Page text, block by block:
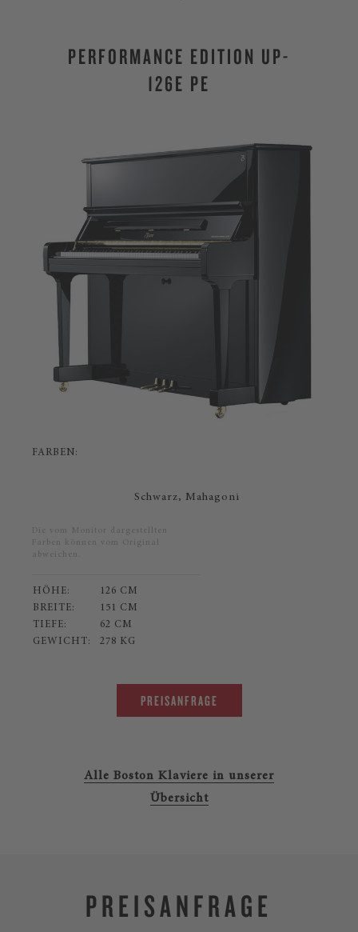
PERFORMANCE EDITION UP-
126E PE
FARBEN:
Schwarz, Mahagoni
Die vom Monitor dargestellten
Farben können vom Original
abweichen.
HÖHE:
126 CM
BREITE:
151 CM
TIEFE:
62 CM
GEWICHT:
278 KG
PREISANFRAGE
Alle Boston Klaviere in unserer
Übersicht
PREISANFRAGE